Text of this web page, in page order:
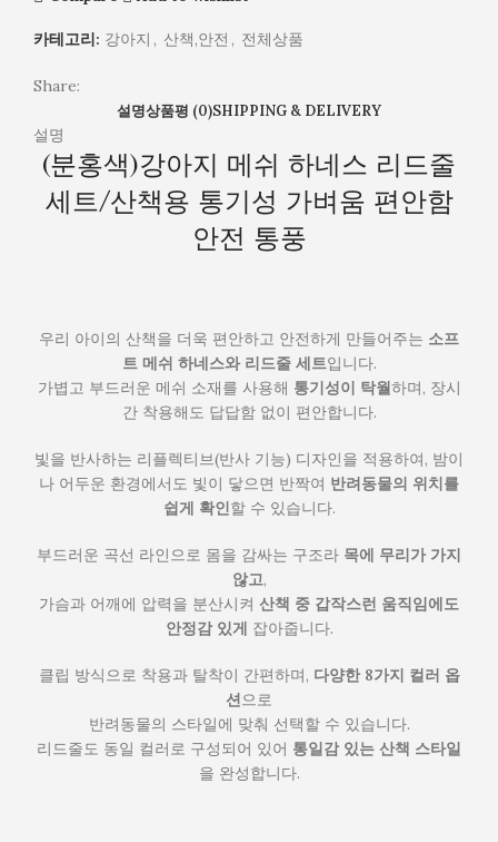
벼
안
안
전
통
풍
카테고리: 강아지 , 산책,안전 , 전체상품
Share:
설명상품평 (0)SHIPPING & DELIVERY
설명
(분홍색)강아지 메쉬 하네스 리드줄
세트/산책용 통기성 가벼움 편안함
안전 통풍
우리 아이의 산책을 더욱 편안하고 안전하게 만들어주는 소프
트 메쉬 하네스와 리드줄 세트입니다.
가볍고 부드러운 메쉬 소재를 사용해 통기성이 탁월하며, 장시
간 착용해도 답답함 없이 편안합니다.
빛을 반사하는 리플렉티브(반사 기능) 디자인을 적용하여, 밤이
나 어두운 환경에서도 빛이 닿으면 반짝여 반려동물의 위치를
쉽게 확인할 수 있습니다.
부드러운 곡선 라인으로 몸을 감싸는 구조라 목에 무리가 가지
않고,
가슴과 어깨에 압력을 분산시켜 산책 중 갑작스런 움직임에도
안정감 있게 잡아줍니다.
클립 방식으로 착용과 탈착이 간편하며, 다양한 8가지 컬러 옵
션으로
반려동물의 스타일에 맞춰 선택할 수 있습니다.
리드줄도 동일 컬러로 구성되어 있어 통일감 있는 산책 스타일
을 완성합니다.